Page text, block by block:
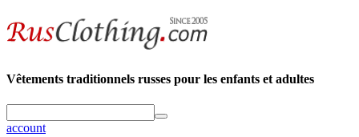
Vêtements traditionnels russes pour les enfants et adultes
account